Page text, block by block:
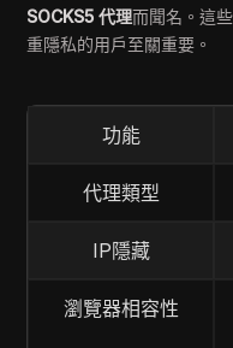
SOCKS5 代理而聞名。這
重隱私的用戶至關重要。
功能
代理類型
IP隱藏
瀏覽器相容性